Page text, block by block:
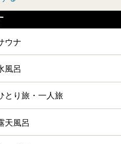
ウナ
風呂
とり旅・一人旅
天風呂